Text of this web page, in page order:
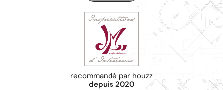
recommandé par houzz
depuis 2020